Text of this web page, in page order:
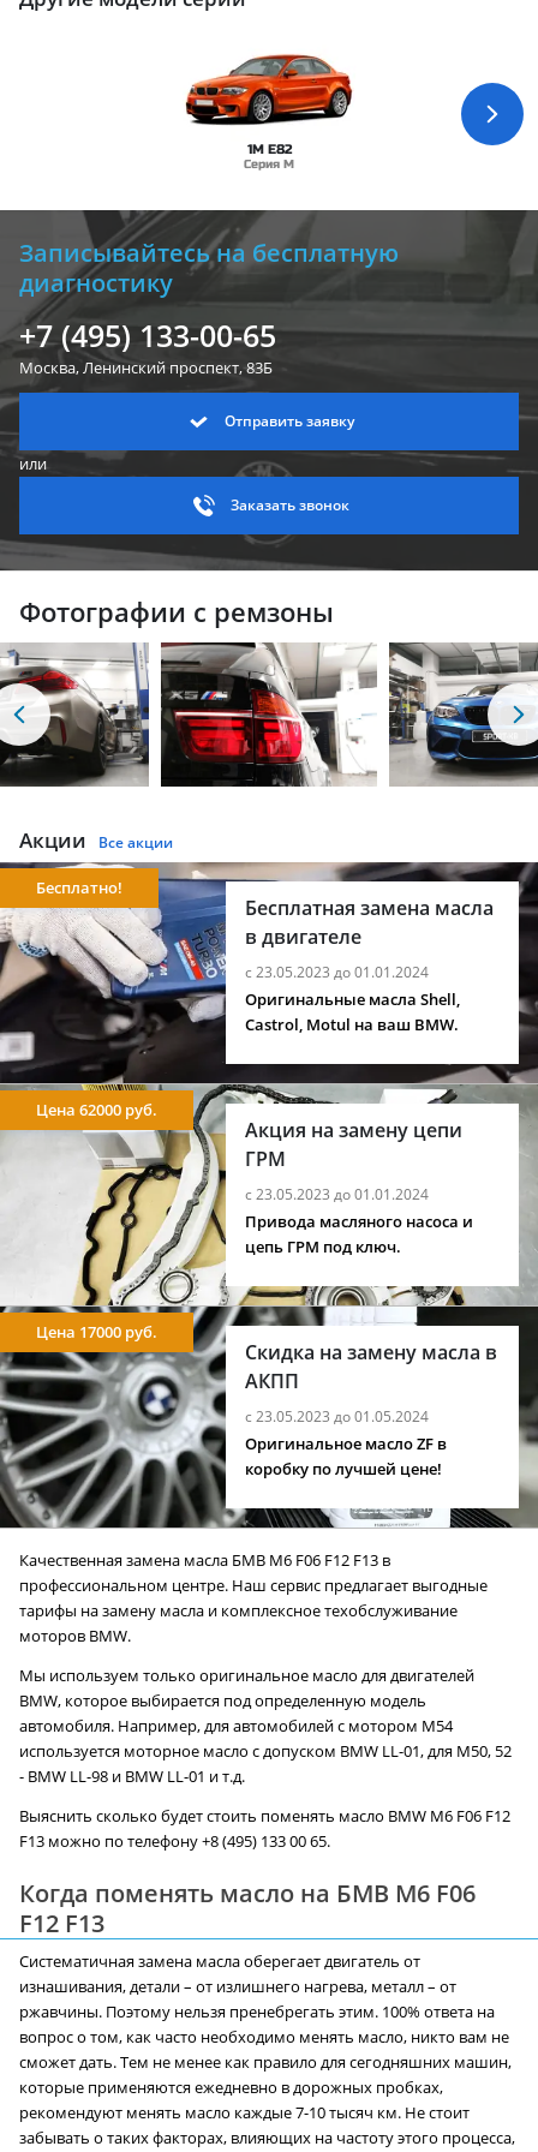
1M E82
Серия M
Записывайтесь на бесплатную
диагностику
+7 (495) 133-00-65
Москва, Ленинскийпроспект, 83Б
Отправить заявку
или
Заказать звонок
Фотографии с ремзоны
Акции Все акции
Бесплатная замена масла
в двигателе
с 23.05.2023 до 01.01.2024
Бесплатно!
Оригинальные масла Shell,
Castrol, Motul на ваш BMW.
Акция на замену цепи
ГРМ
с 23.05.2023 до 01.01.2024
Цена 62000 руб.
Привода масляного насоса и
цепь ГРМ под ключ.
Скидка на замену масла в
АКПП
с 23.05.2023 до 01.05.2024
Цена 17000 руб.
Оригинальное масло ZF в
коробку по лучшей цене!
Качественная замена масла БМВ M6 F06 F12 F13 в
профессиональном центре. Наш сервис предлагает выгодные
тарифы на замену масла и комплексное техобслуживание
моторов BMW.
Мы используем только оригинальное масло для двигателей
BMW, которое выбирается под определенную модель
автомобиля. Например, для автомобилей с мотором М54
используется моторное масло с допуском BMW LL-01, для М50, 52
- BMW LL-98 и BMW LL-01 и т.д.
Выяснить сколько будет стоить поменять масло BMW M6 F06 F12
F13 можно по телефону +8 (495) 133 00 65.
Когда поменять масло на БМВ M6 F06
F12 F13
Систематичная замена масла оберегает двигатель от
изнашивания, детали – от излишнего нагрева, металл – от
ржавчины. Поэтому нельзя пренебрегать этим. 100% ответа на
вопрос о том, как часто необходимо менять масло, никто вам не
сможет дать. Тем не менее как правило для сегодняшних машин,
которые применяются ежедневно в дорожных пробках,
рекомендуют менять масло каждые 7-10 тысяч км. Не стоит
забывать о таких факторах, влияющих на частоту этого процесса,